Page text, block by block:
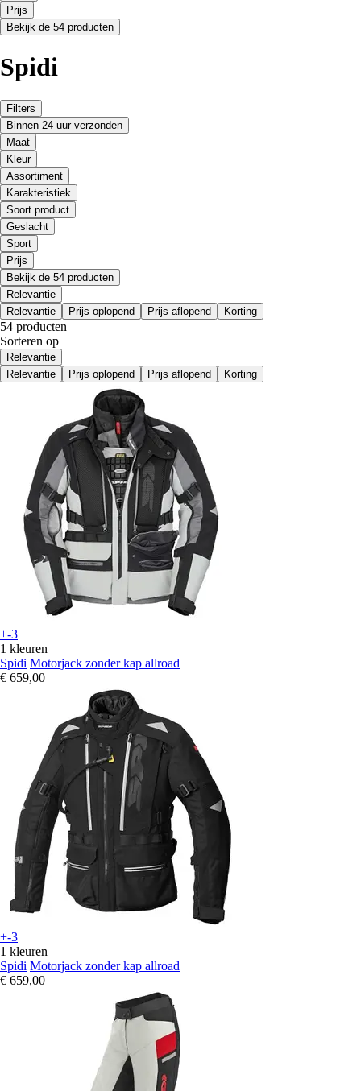
Prijs
Bekijk de 54 producten
Spidi
Filters
Binnen 24 uur verzonden
Maat
Kleur
Assortiment
Karakteristiek
Soort product
Geslacht
Sport
Prijs
Bekijk de 54 producten
Relevantie
Relevantie
Prijs oplopend Prijs aflopend Korting
54 producten
Sorteren op
Relevantie
Relevantie
Prijs oplopend Prijs aflopend Korting
+-3
1 kleuren
Spidi Motorjack zonder kap allroad
€ 659,00
+-3
1 kleuren
Spidi Motorjack zonder kap allroad
€ 659,00